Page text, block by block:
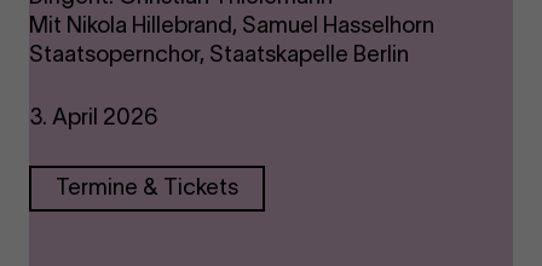
Mit Nikola Hillebrand, Samuel Hasselhorn
Staatsopernchor, Staatskapelle Berlin
3. April 2026
Termine & Tickets